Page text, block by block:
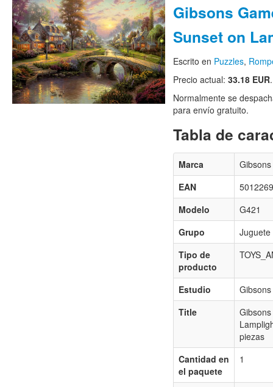
Gibsons
Sunset on
Escrito en Puzzles,
Precio actual: 33.18 EUR.
Normalmente se
para envío gratuito.
Tabla de
Marca
EAN
Modelo
G421
Grupo
Juguete
Tipo de
producto
Estudio
Title
piezas
Cantidad en
el paquete
1